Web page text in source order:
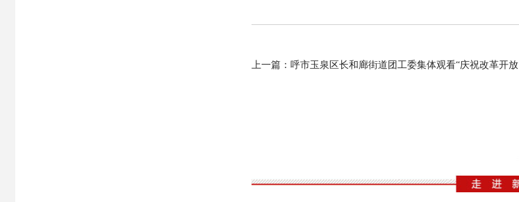
上一篇：呼市玉泉区长和廊街道团工委集体观看“庆祝改革开放40周年大会”现场直播